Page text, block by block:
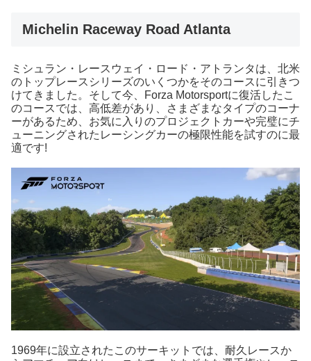
Michelin Raceway Road Atlanta
ミシュラン・レースウェイ・ロード・アトランタは、北米
のトップレースシリーズのいくつかをそのコースに引きつ
けてきました。そして今、Forza Motorsportに復活したこ
のコースでは、高低差があり、さまざまなタイプのコーナ
ーがあるため、お気に入りのプロジェクトカーや完璧にチ
ューニングされたレーシングカーの極限性能を試すのに最
適です!
1969年に設立されたこのサーキットでは、耐久レースか